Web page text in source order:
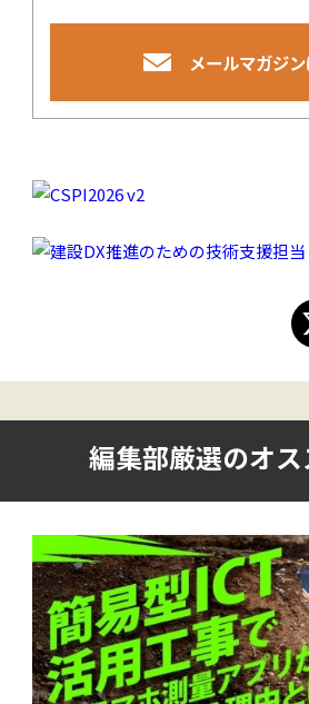
メールマガジ
編集部厳選のオ